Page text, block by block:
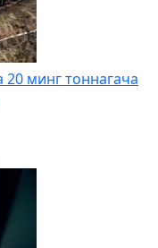
20 минг тоннагача